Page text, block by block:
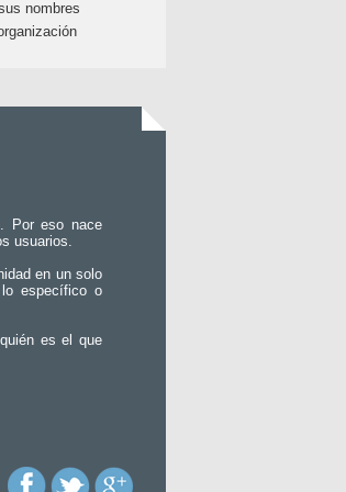
nombres
Por eso nace
usuarios.
en un solo
específico o
es el que